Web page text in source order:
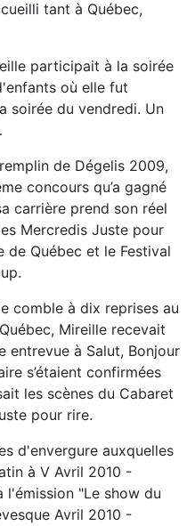
tant à Québec,
participait à la soirée
où elle fut
soirée du vendredi. Un
de Dégelis 2009,
concours qu’a gagné
carrière prend son réel
Mercredis Juste pour
de Québec et le Festival
comble à dix reprises au
Mireille recevait
entrevue à Salut, Bonjour
s’étaient confirmées
les scènes du Cabaret
pour rire.
d'envergure auxquelles
à V Avril 2010 -
l'émission "Le show du
Avril 2010 -